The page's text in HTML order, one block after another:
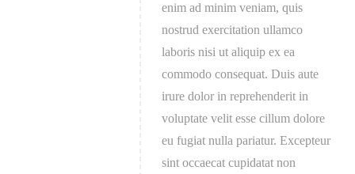
enim ad minim veniam, quis
nostrud exercitation ullamco
laboris nisi ut aliquip ex ea
commodo consequat. Duis aute
irure dolor in reprehenderit in
voluptate velit esse cillum dolore
eu fugiat nulla pariatur. Excepteur
sint occaecat cupidatat non